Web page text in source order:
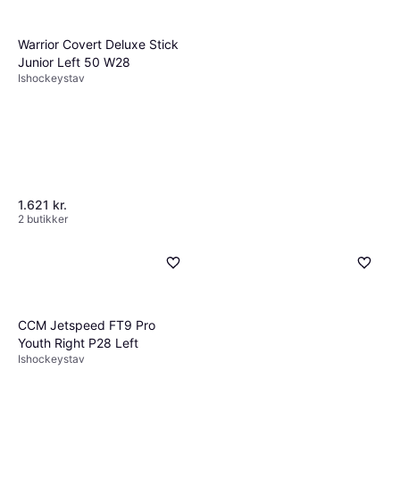
Warrior Covert Deluxe Stick
Junior Left 50 W28
Ishockeystav
1.621 kr.
2 butikker
CCM Jetspeed FT9 Pro
Youth Right P28 Left
Ishockeystav